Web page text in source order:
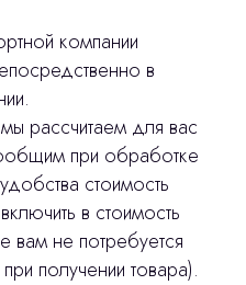
компании
в
рассчитаем для вас
при обработке
стоимость
в стоимость
вам не потребуется
получении товара).